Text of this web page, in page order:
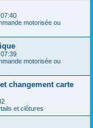
motorisée ou
motorisée ou
changement carte
et clôtures